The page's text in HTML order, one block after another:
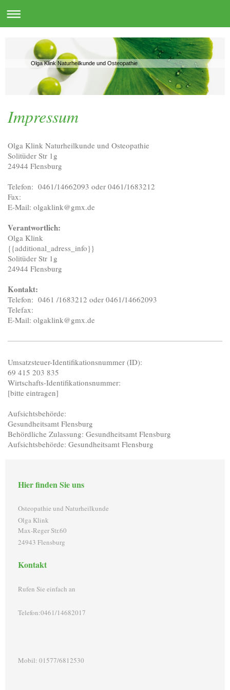
Olga Klink Naturheilkunde und Osteopathie
Impressum
Olga Klink Naturheilkunde und Osteopathie
Solitüder Str 1g
24944 Flensburg
Telefon: 0461/14662093 oder 0461/1683212
Fax:
E-Mail: olgaklink@gmx.de
Verantwortlich:
Olga Klink
{{additional_adress_info}}
Solitüder Str 1g
24944 Flensburg
Kontakt:
Telefon: 0461 /1683212 oder 0461/14662093
Telefax:
E-Mail: olgaklink@gmx.de
Umsatzsteuer-Identifikationsnummer (ID):
69 415 203 835
Wirtschafts-Identifikationsnummer:
[bitte eintragen]
Aufsichtsbehörde:
Gesundheitsamt Flensburg
Behördliche Zulassung: Gesundheitsamt Flensburg
Aufsichtsbehörde: Gesundheitsamt Flensburg
Hier finden Sie uns
Osteopathie und Naturheilkunde
Olga Klink
Max-Reger Str.60
24943 Flensburg
Kontakt
Rufen Sie einfach an
Telefon:0461/14682017
Mobil: 01577/6812530